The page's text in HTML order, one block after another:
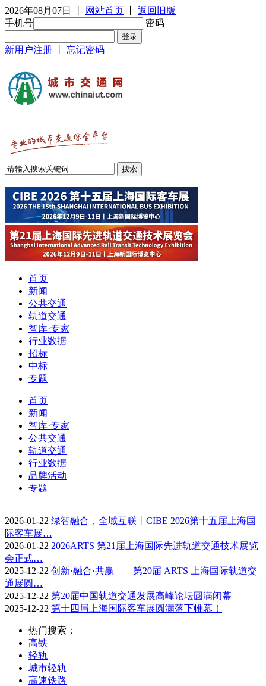
2026年08月07日 网站首页
返回旧版
手机号
密码
新用户注册 忘记密码
首页
新闻
公共交通
轨道交通
智库·专家
行业数据
招标
中标
专题
首页
新闻
智库·专家
公共交通
轨道交通
行业数据
品牌活动
专题
2026-01-22 绿智融合，全域互联丨CIBE 2026第十五届上海国
际客车展…
2026-01-22 2026ARTS 第21届上海国际先进轨道交通技术展览
会正式…
2025-12-22 创新·融合·共赢——第20届 ARTS 上海国际轨道交
通展圆…
2025-12-22 第20届中国轨道交通发展高峰论坛圆满闭幕
2025-12-22 第十四届上海国际客车展圆满落下帷幕！
热门搜索：
高铁
轻轨
城市轻轨
高速铁路